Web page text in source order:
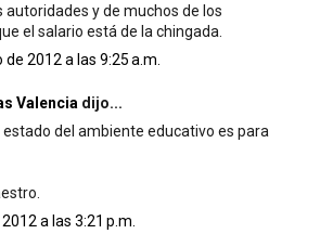
autoridades y de muchos de los
el salario está de la chingada.
2012 a las 9:25 a.m.
Valencia dijo...
estado del ambiente educativo es para
a las 3:21 p.m.